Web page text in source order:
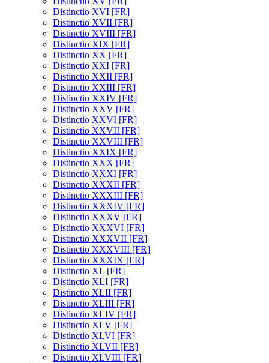
Distinctio XVI [FR]
Distinctio XVII [FR]
Distinctio XVIII [FR]
Distinctio XIX [FR]
Distinctio XX [FR]
Distinctio XXI [FR]
Distinctio XXII [FR]
Distinctio XXIII [FR]
Distinctio XXIV [FR]
Distinctio XXV [FR]
Distinctio XXVI [FR]
Distinctio XXVII [FR]
Distinctio XXVIII [FR]
Distinctio XXIX [FR]
Distinctio XXX [FR]
Distinctio XXXI [FR]
Distinctio XXXII [FR]
Distinctio XXXIII [FR]
Distinctio XXXIV [FR]
Distinctio XXXV [FR]
Distinctio XXXVI [FR]
Distinctio XXXVII [FR]
Distinctio XXXVIII [FR]
Distinctio XXXIX [FR]
Distinctio XL [FR]
Distinctio XLI [FR]
Distinctio XLII [FR]
Distinctio XLIII [FR]
Distinctio XLIV [FR]
Distinctio XLV [FR]
Distinctio XLVI [FR]
Distinctio XLVII [FR]
Distinctio XLVIII [FR]